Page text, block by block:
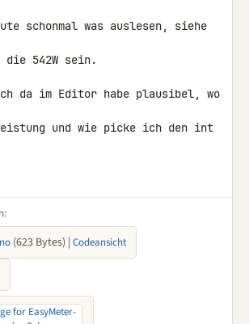
schonmal was auslesen, siehe
die 542W sein.
da im Editor habe plausibel, wo
und wie picke ich den int
(623 Bytes) | Codeansicht